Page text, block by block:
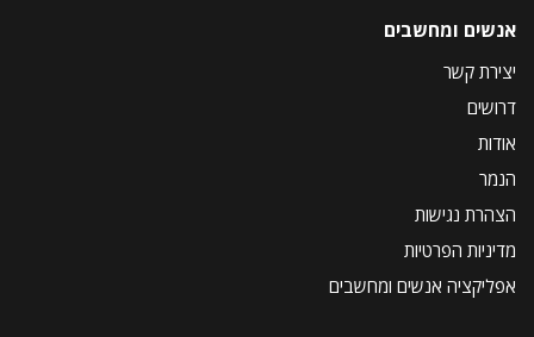
אנשים ומחשבים
יצירת קשר
דרושים
אודות
הנמר
הצהרת נגישות
מדיניות הפרטיות
אפליקציה אנשים ומחשבים